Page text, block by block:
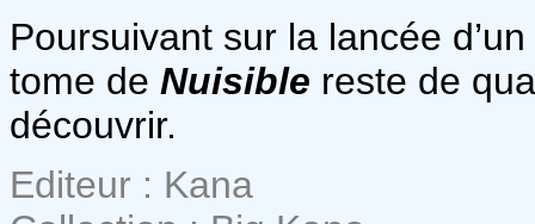
Poursuivant sur la lancée
tome de Nuisible reste de
découvrir.
Editeur : Kana